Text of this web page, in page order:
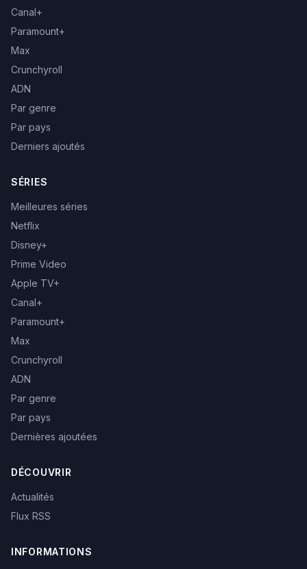
Canal+
Paramount+
Max
Crunchyroll
ADN
Par genre
Par pays
Derniers ajoutés
SÉRIES
Meilleures séries
Netflix
Disney+
Prime Video
Apple TV+
Canal+
Paramount+
Max
Crunchyroll
ADN
Par genre
Par pays
Dernières ajoutées
DÉCOUVRIR
Actualités
Flux RSS
INFORMATIONS